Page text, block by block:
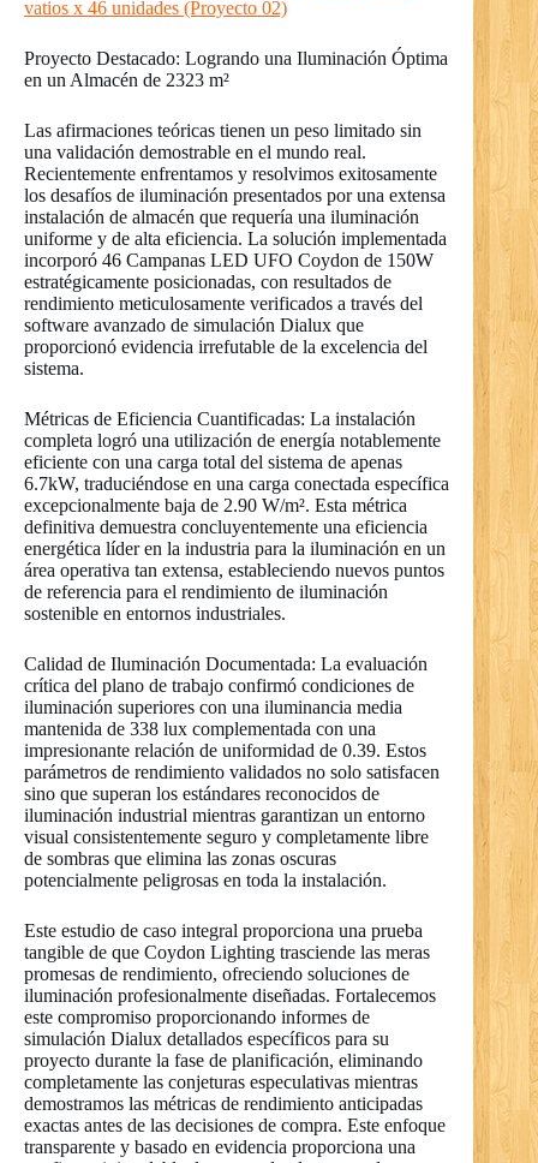
vatios x 46 unidades (Proyecto 02)
Proyecto Destacado: Logrando una Iluminación Óptima
en un Almacén de 2323 m²
Las afirmaciones teóricas tienen un peso limitado sin
una validación demostrable en el mundo real.
Recientemente enfrentamos y resolvimos exitosamente
los desafíos de iluminación presentados por una extensa
instalación de almacén que requería una iluminación
uniforme y de alta eficiencia. La solución implementada
incorporó 46 Campanas LED UFO Coydon de 150W
estratégicamente posicionadas, con resultados de
rendimiento meticulosamente verificados a través del
software avanzado de simulación Dialux que
proporcionó evidencia irrefutable de la excelencia del
sistema.
Métricas de Eficiencia Cuantificadas: La instalación
completa logró una utilización de energía notablemente
eficiente con una carga total del sistema de apenas
6.7kW, traduciéndose en una carga conectada específica
excepcionalmente baja de 2.90 W/m². Esta métrica
definitiva demuestra concluyentemente una eficiencia
energética líder en la industria para la iluminación en un
área operativa tan extensa, estableciendo nuevos puntos
de referencia para el rendimiento de iluminación
sostenible en entornos industriales.
Calidad de Iluminación Documentada: La evaluación
crítica del plano de trabajo confirmó condiciones de
iluminación superiores con una iluminancia media
mantenida de 338 lux complementada con una
impresionante relación de uniformidad de 0.39. Estos
parámetros de rendimiento validados no solo satisfacen
sino que superan los estándares reconocidos de
iluminación industrial mientras garantizan un entorno
visual consistentemente seguro y completamente libre
de sombras que elimina las zonas oscuras
potencialmente peligrosas en toda la instalación.
Este estudio de caso integral proporciona una prueba
tangible de que Coydon Lighting trasciende las meras
promesas de rendimiento, ofreciendo soluciones de
iluminación profesionalmente diseñadas. Fortalecemos
este compromiso proporcionando informes de
simulación Dialux detallados específicos para su
proyecto durante la fase de planificación, eliminando
completamente las conjeturas especulativas mientras
demostramos las métricas de rendimiento anticipadas
exactas antes de las decisiones de compra. Este enfoque
transparente y basado en evidencia proporciona una